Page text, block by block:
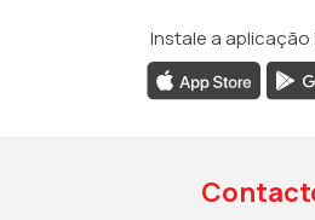
Instale a aplicação